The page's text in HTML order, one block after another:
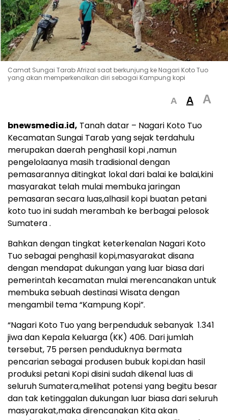
Camat Sungai Tarab Afrizal saat berkunjung ke Nagari Koto Tuo
yang akan memperkenalkan diri sebagai Kampung kopi
A A A
bnewsmedia.id, Tanah datar – Nagari Koto Tuo
Kecamatan Sungai Tarab yang sejak terdahulu
merupakan daerah penghasil kopi ,namun
pengelolaanya masih tradisional dengan
pemasarannya ditingkat lokal dari balai ke balai,kini
masyarakat telah mulai membuka jaringan
pemasaran secara luas,alhasil kopi buatan petani
koto tuo ini sudah merambah ke berbagai pelosok
Sumatera .
Bahkan dengan tingkat keterkenalan Nagari Koto
Tuo sebagai penghasil kopi,masyarakat disana
dengan mendapat dukungan yang luar biasa dari
pemerintah kecamatan mulai merencanakan untuk
membuka sebuah destinasi Wisata dengan
mengambil tema “Kampung Kopi”.
“Nagari Koto Tuo yang berpenduduk sebanyak 1.341
jiwa dan Kepala Keluarga (KK) 406. Dari jumlah
tersebut, 75 persen penduduknya bermata
pencarian sebagai produsen bubuk kopi.dan hasil
produksi petani Kopi disini sudah dikenal luas di
seluruh Sumatera,melihat potensi yang begitu besar
dan tak ketinggalan dukungan luar biasa dari seluruh
masyarakat,maka direncanakan Kita akan